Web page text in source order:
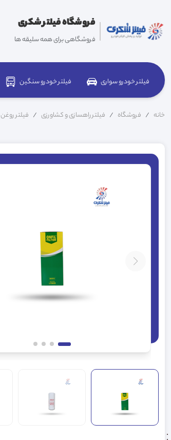
فروشگاه فیلتر شکری
فروشگاهی برای همه سلیقه ها
فیلتر خودرو سواری فیلتر خودرو سنگین
خانه فروشگاه فیلتر راهسازی و کشاورزی فیلتر روغن